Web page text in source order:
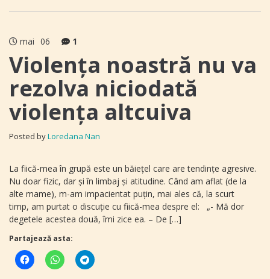
mai 06 1
Violenţa noastră nu va
rezolva niciodată
violenţa altcuiva
Posted byLoredana Nan
La fiică-mea în grupă este un băieţel care are tendinţe agresive.
Nu doar fizic, dar şi în limbaj şi atitudine. Când am aflat (de la
alte mame), m-am impacientat puţin, mai ales că, la scurt
timp, am purtat o discuţie cu fiică-mea despre el: „- Mă dor
degetele acestea două, îmi zice ea. – De […]
Partajează asta: